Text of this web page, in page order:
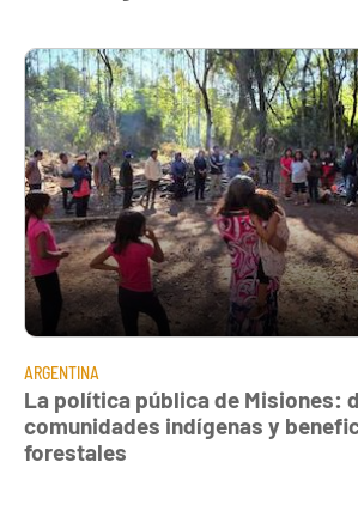
ARGENTINA
La política pública de Misiones:
comunidades indígenas y
forestales